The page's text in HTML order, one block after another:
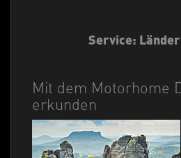
Service:
Mit dem Motorhome
erkunden